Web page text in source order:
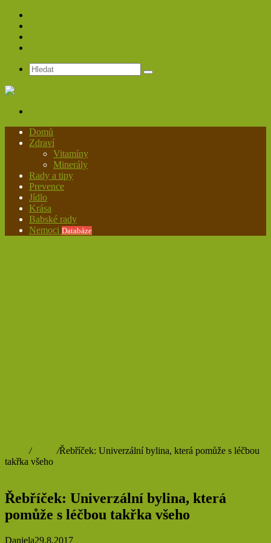
Hledat
Domů
Zdraví
Vitamíny
Minerály
Rady a tipy
Prevence
Jídlo
Krása
Babské rady
Nemoci Databáze
/Zdraví /Řebříček: Univerzální bylina, která pomůže s léčbou
takřka všeho
Řebříček: Univerzální bylina, která
pomůže s léčbou takřka všeho
Daniela29.8.2017